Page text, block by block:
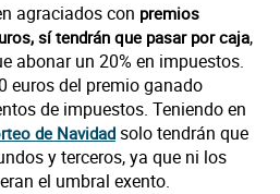
agraciados con premios
sí tendrán que pasar por caja,
abonar un 20% en impuestos.
euros del premio ganado
de impuestos. Teniendo en
de Navidadsolo tendrán que
y terceros, ya que ni los
el umbral exento.